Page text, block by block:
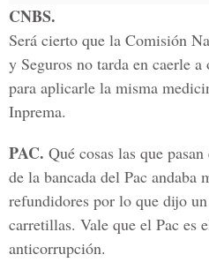
CNBS.
Será cierto que la Comisión
y Seguros no tarda en caerle
para aplicarle la misma
Inprema.
PAC. Qué cosas las que
de la bancada del Pac andaba
refundidores por lo que dijo
carretillas. Vale que el Pac es
anticorrupción.